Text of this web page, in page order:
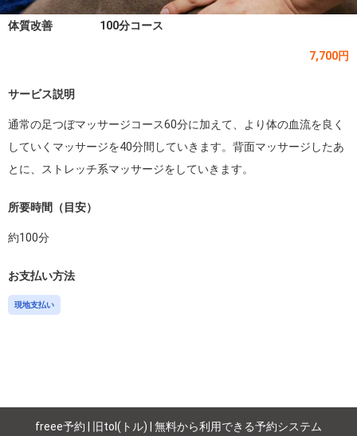
体質改善 100分コース
7,700円
サービス説明
通常の足つぼマッサージコース60分に加えて、より体の血流を良く
していくマッサージを40分間していきます。背面マッサージしたあ
とに、ストレッチ系マッサージをしていきます。
所要時間（目安）
約100分
お支払い方法
現地支払い
freee予約 | 旧tol(トル) | 無料から利用できる予約システム